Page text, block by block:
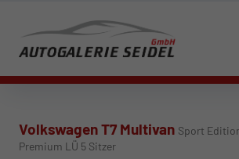
Volkswagen T7 Multivan Sport
Premium LÜ 5 Sitzer